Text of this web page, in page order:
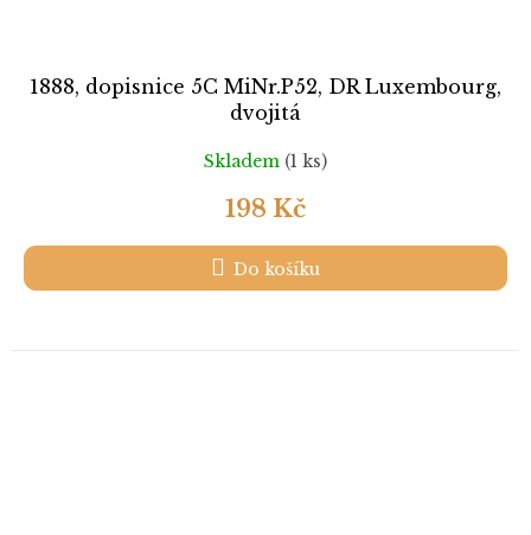
1888, dopisnice 5C MiNr.P52, DR Luxembourg,
dvojitá
Skladem (1 ks)
198 Kč
Do košíku